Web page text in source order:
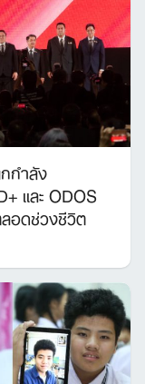
กำลัง
และ ODOS
อดช่วงชีวิต